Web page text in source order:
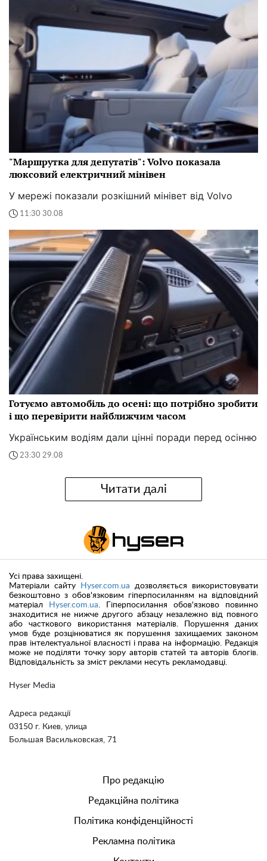
"Маршрутка для депутатів": Volvo показала
люксовий електричний мінівен
У мережі показали розкішний мінівет від Volvo
11:30 30.08
Готуємо автомобіль до осені: що потрібно зробити
і що перевірити найближчим часом
Українським водіям дали цінні поради перед осінню
23:30 29.08
Читати далі
Hyser Media
Адреса редакції
03150 г. Киев, улица
Большая Васильковская, 71
Усі права захищені.
Матеріали сайту
Hyser.com.ua дозволяється використовувати
безкоштовно з обов'язковим гіперпосиланням на відповідний
матеріал
Hyser.com.ua. Гіперпосилання обов'язково повинно
знаходитися не нижче другого абзацу незалежно від повного
або часткового використання матеріалів. Порушення даних
умов буде розцінюватися як порушення захищаемих законом
прав інтелектуальної власності і права на інформацію. Редакція
може не поділяти точку зору авторів статей та авторів блогів.
Відповідальність за зміст реклами несуть рекламодавці.
Про редакцію
Редакційна політика
Політика конфіденційності
Рекламна політика